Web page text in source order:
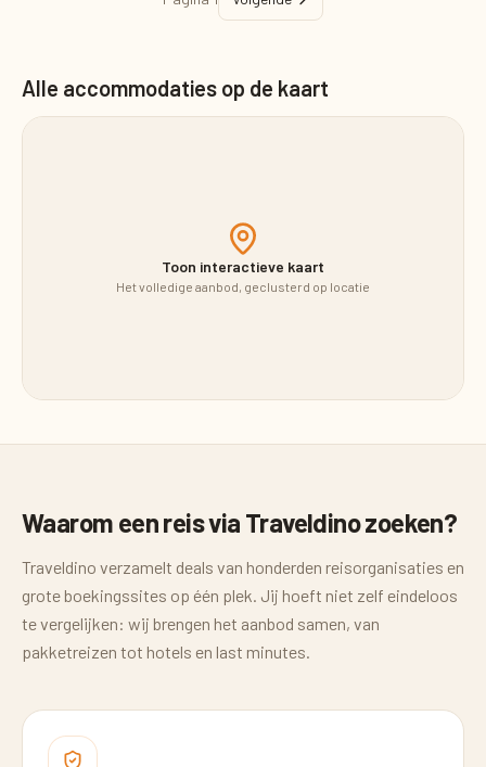
Alle accommodaties op de kaart
Toon interactieve kaart
Het volledige aanbod, geclusterd op locatie
Waarom een reis via Traveldino zoeken?
Traveldino verzamelt deals van honderden reisorganisaties en
grote boekingssites op één plek. Jij hoeft niet zelf eindeloos
te vergelijken: wij brengen het aanbod samen, van
pakketreizen tot hotels en last minutes.